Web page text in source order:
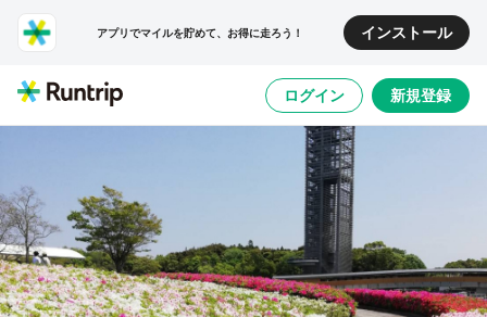
アプリでマイルを貯めて、お得に走ろう！ インストール
ログイン 新規登録